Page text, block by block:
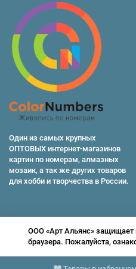
Один из самых крупных
ОПТОВЫХ интернет-магазинов
картин по номерам, алмазных
мозаик, а так же других товаров
для хобби и творчества в России.
© 2026 ColorNumbers -раскраски
ООО «Арт Альянс» защищает
браузера. Пожалуйста,